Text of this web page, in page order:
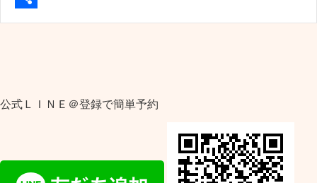
k
r
公式ＬＩＮＥ＠登録で簡単予約